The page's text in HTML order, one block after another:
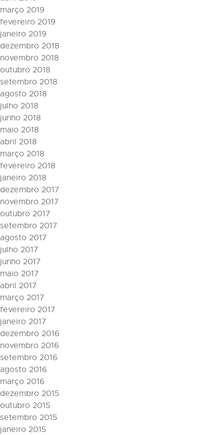
março 2019
fevereiro 2019
janeiro 2019
dezembro 2018
novembro 2018
outubro 2018
setembro 2018
agosto 2018
julho 2018
junho 2018
maio 2018
abril 2018
março 2018
fevereiro 2018
janeiro 2018
dezembro 2017
novembro 2017
outubro 2017
setembro 2017
agosto 2017
julho 2017
junho 2017
maio 2017
abril 2017
março 2017
fevereiro 2017
janeiro 2017
dezembro 2016
novembro 2016
setembro 2016
agosto 2016
março 2016
dezembro 2015
outubro 2015
setembro 2015
janeiro 2015